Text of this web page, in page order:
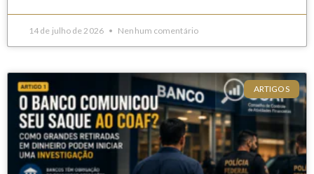
14 de julho de 2026 Nenhum comentário
ARTIGOS